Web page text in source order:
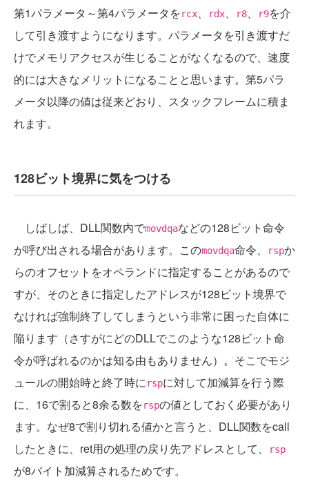
第1パラメータ～第4パラメータをrcx、 rdx、 r8、 r9を介
して引き渡すようになります。パラメータを引き渡すだ
けでメモリアクセスが生じることがなくなるので、速度
的には大きなメリットになることと思います。第5パラ
メータ以降の値は従来どおり、スタックフレームに積ま
れます。
128ビット境界に気をつける
しばしば、DLL関数内でmovdqaなどの128ビット命令
が呼び出される場合があります。このmovdqa命令、 rspか
らのオフセットをオペランドに指定することがあるので
すが、そのときに指定したアドレスが128ビット境界で
なければ強制終了してしまうという非常に困った自体に
陥ります（さすがにどのDLLでこのような128ビット命
令が呼ばれるのかは知る由もありません）。そこでモジ
ュールの開始時と終了時にrspに対して加減算を行う際
に、16で割ると8余る数をrspの値としておく必要があり
ます。なぜ8で割り切れる値かと言うと、DLL関数をcall
したときに、ret用の処理の戻り先アドレスとして、
rsp
が8バイト加減算されるためです。